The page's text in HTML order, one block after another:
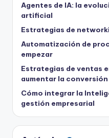
Agentes de IA: la
artificial
Estrategias de
Automatización de
empezar
Estrategias de ventas
aumentar la conversión
Cómo integrar la
gestión empresarial